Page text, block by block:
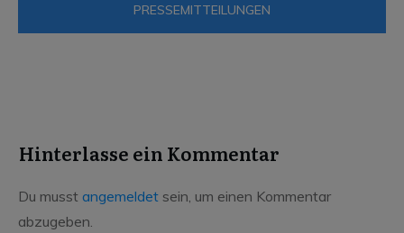
PRESSEMITTEILUNGEN
Hinterlasse ein Kommentar
Du musst angemeldet sein, um einen Kommentar
abzugeben.